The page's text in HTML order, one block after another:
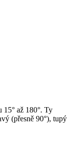
15° až 180°. Ty
(přesně 90°), tupý